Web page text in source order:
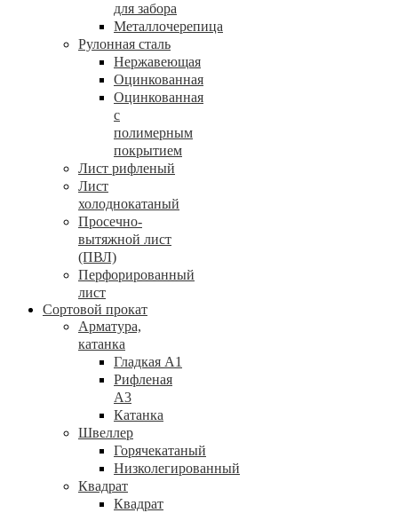
для забора
Металлочерепица
Рулонная сталь
Нержавеющая
Оцинкованная
Оцинкованная
с
полимерным
покрытием
Лист рифленый
Лист
холоднокатаный
Просечно-
вытяжной лист
(ПВЛ)
Перфорированный
лист
Сортовой прокат
Арматура,
катанка
Гладкая А1
Рифленая
А3
Катанка
Швеллер
Горячекатаный
Низколегированный
Квадрат
Квадрат